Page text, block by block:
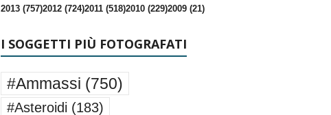
2013 (757)2012 (724)2011 (518)2010 (229)2009 (21)
I SOGGETTI PIÙ FOTOGRAFATI
#Ammassi (750)
#Asteroidi (183)